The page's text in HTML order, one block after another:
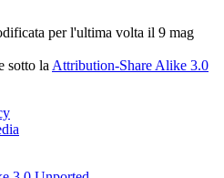
per l'ultima volta il 9 mag
sotto la Attribution-Share Alike 3.0